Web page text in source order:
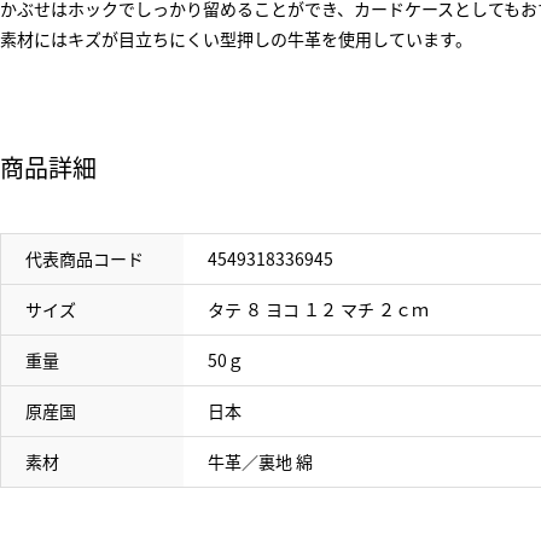
かぶせはホックでしっかり留めることができ、カードケースとしても
素材にはキズが目立ちにくい型押しの牛革を使用しています。
商品詳細
代表商品コード 4549318336945
サイズ タテ ８ ヨコ １２ マチ ２ｃｍ
重量 50ｇ
原産国 日本
素材 牛革／裏地 綿